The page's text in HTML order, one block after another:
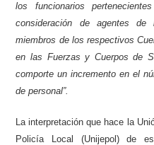
los funcionarios
consideración de agentes
miembros de los respectivos
en las Fuerzas y Cuerpos de
comporte un incremento en el
de personal”.
La interpretación que hace la
Policía Local (Unijepol ) de